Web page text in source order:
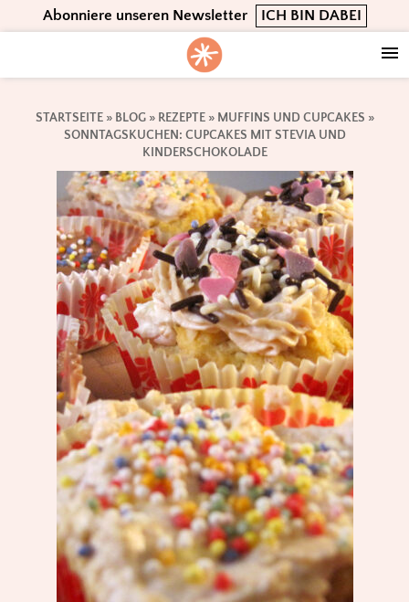
to
navigation
to
content
to
Abonniere unseren Newsletter ICH BIN DABEI
STARTSEITE» BLOG» REZEPTE» MUFFINS UND CUPCAKES »
SONNTAGSKUCHEN: CUPCAKES MIT STEVIA UND
KINDERSCHOKOLADE